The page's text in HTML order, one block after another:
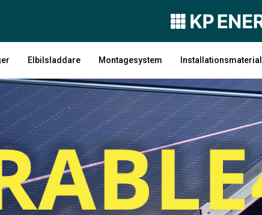
Elbilsladdare Montagesystem Installationsmaterial